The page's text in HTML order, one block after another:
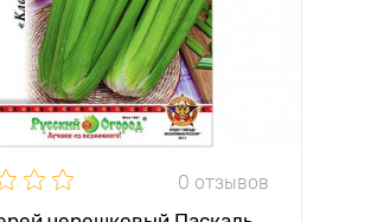
0 отзывов